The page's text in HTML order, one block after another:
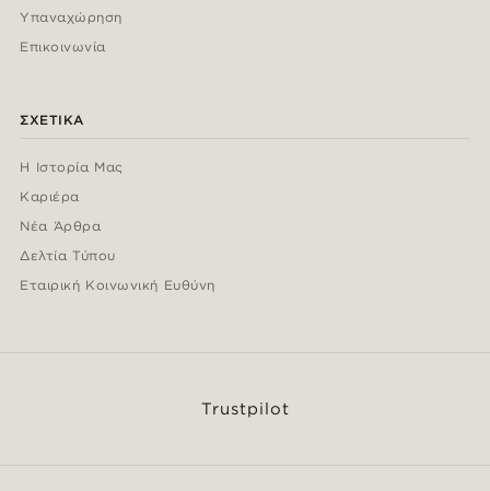
Υπαναχώρηση
Επικοινωνία
ΣΧΕΤΙΚΆ
Η Ιστορία Μας
Καριέρα
Νέα Άρθρα
Δελτία Τύπου
Εταιρική Κοινωνική Ευθύνη
Trustpilot